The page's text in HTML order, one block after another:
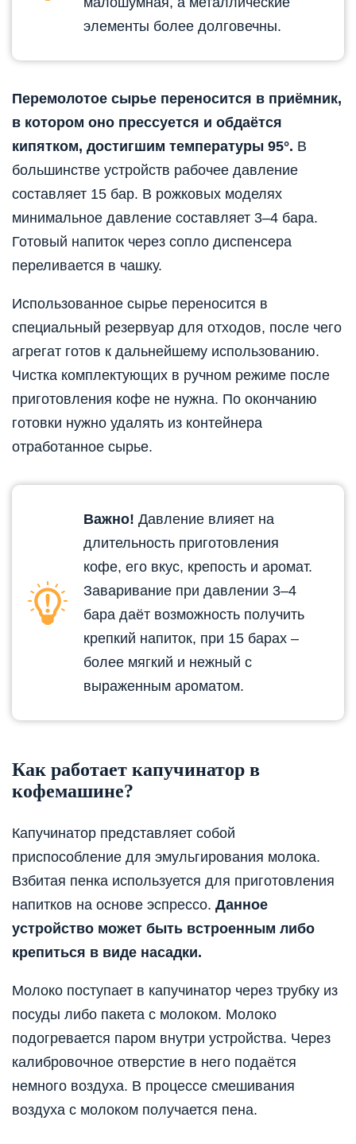
элементы более долговечны.
Перемолотое сырье переносится в приёмник,
в котором оно прессуется и обдаётся
кипятком, достигшим температуры 95°. В
большинстве устройств рабочее давление
составляет 15 бар. В рожковых моделях
минимальное давление составляет 3–4 бара.
Готовый напиток через сопло диспенсера
переливается в чашку.
Использованное сырье переносится в
специальный резервуар для отходов, после чего
агрегат готов к дальнейшему использованию.
Чистка комплектующих в ручном режиме после
приготовления кофе не нужна. По окончанию
готовки нужно удалять из контейнера
отработанное сырье.
Важно! Давление влияет на
длительность приготовления
кофе, его вкус, крепость и аромат.
Заваривание при давлении 3–4
бара даёт возможность получить
крепкий напиток, при 15 барах –
более мягкий и нежный с
выраженным ароматом.
Как работает капучинатор в
кофемашине?
Капучинатор представляет собой
приспособление для эмульгирования молока.
Взбитая пенка используется для приготовления
напитков на основе эспрессо. Данное
устройство может быть встроенным либо
крепиться в виде насадки.
Молоко поступает в капучинатор через трубку из
посуды либо пакета с молоком. Молоко
подогревается паром внутри устройства. Через
калибровочное отверстие в него подаётся
немного воздуха. В процессе смешивания
воздуха с молоком получается пена.